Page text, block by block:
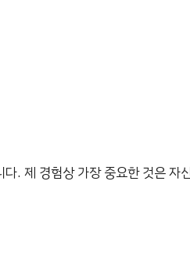
. 제 경험상 가장 중요한 것은 자